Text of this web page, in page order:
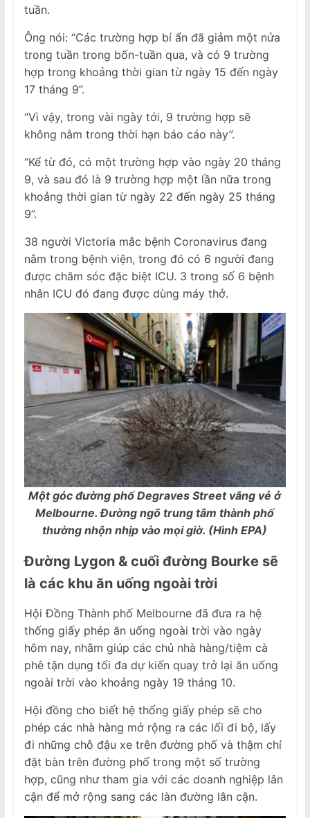
tuần.
Ông nói: “Các trường hợp bí ẩn đã giảm một nửa
trong tuần trong bốn-tuần qua, và có 9 trường
hợp trong khoảng thời gian từ ngày 15 đến ngày
17 tháng 9”.
“Vì vậy, trong vài ngày tới, 9 trường hợp sẽ
không nằm trong thời hạn báo cáo này”.
“Kể từ đó, có một trường hợp vào ngày 20 tháng
9, và sau đó là 9 trường hợp một lần nữa trong
khoảng thời gian từ ngày 22 đến ngày 25 tháng
9”.
38 người Victoria mắc bệnh Coronavirus đang
nằm trong bệnh viện, trong đó có 6 người đang
được chăm sóc đặc biệt ICU. 3 trong số 6 bệnh
nhân ICU đó đang được dùng máy thở.
Một góc đường phố Degraves Street vắng vẻ ở
Melbourne. Đường ngõ trung tâm thành phố
thường nhộn nhịp vào mọi giờ. (Hình EPA)
Đường Lygon & cuối đường Bourke sẽ
là các khu ăn uống ngoài trời
Hội Đồng Thành phố Melbourne đã đưa ra hệ
thống giấy phép ăn uống ngoài trời vào ngày
hôm nay, nhằm giúp các chủ nhà hàng/tiệm cà
phê tận dụng tối đa dự kiến ​​quay trở lại ăn uống
ngoài trời vào khoảng ngày 19 tháng 10.
Hội đồng cho biết hệ thống giấy phép sẽ cho
phép các nhà hàng mở rộng ra các lối đi bộ, lấy
đi những chỗ đậu xe trên đường phố và thậm chí
đặt bàn trên đường phố trong một số trường
hợp, cũng như tham gia với các doanh nghiệp lân
cận để mở rộng sang các làn đường lân cận.